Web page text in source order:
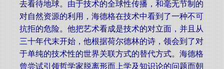
去看待地球。由于技术的全球性传播，和毫无节制的
对自然资源的利用，海德格在技术中看到了一种不可
抗拒的危险。他把艺术看成是技术的对立面，并且从
三十年代末开始，他根据荷尔德林的诗，领会到了对
于单纯的技术性的世界关联方式的替代方式。海德格
曾尝试引领哲学家脱离形而上学及知识论的问题而朝